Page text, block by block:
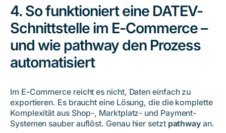
4. So funktioniert eine DATEV-
Schnittstelle im E-Commerce –
und wie pathway den Prozess
automatisiert
Im E-Commerce reicht es nicht, Daten einfach zu
exportieren. Es braucht eine Lösung, die die komplette
Komplexität aus Shop-, Marktplatz- und Payment-
Systemen sauber auflöst. Genau hier setzt pathway an.